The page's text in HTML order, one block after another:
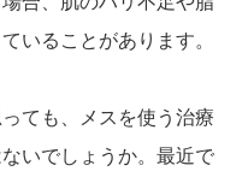
いることがあります。
ても、メスを使う治療
いでしょうか。最近で